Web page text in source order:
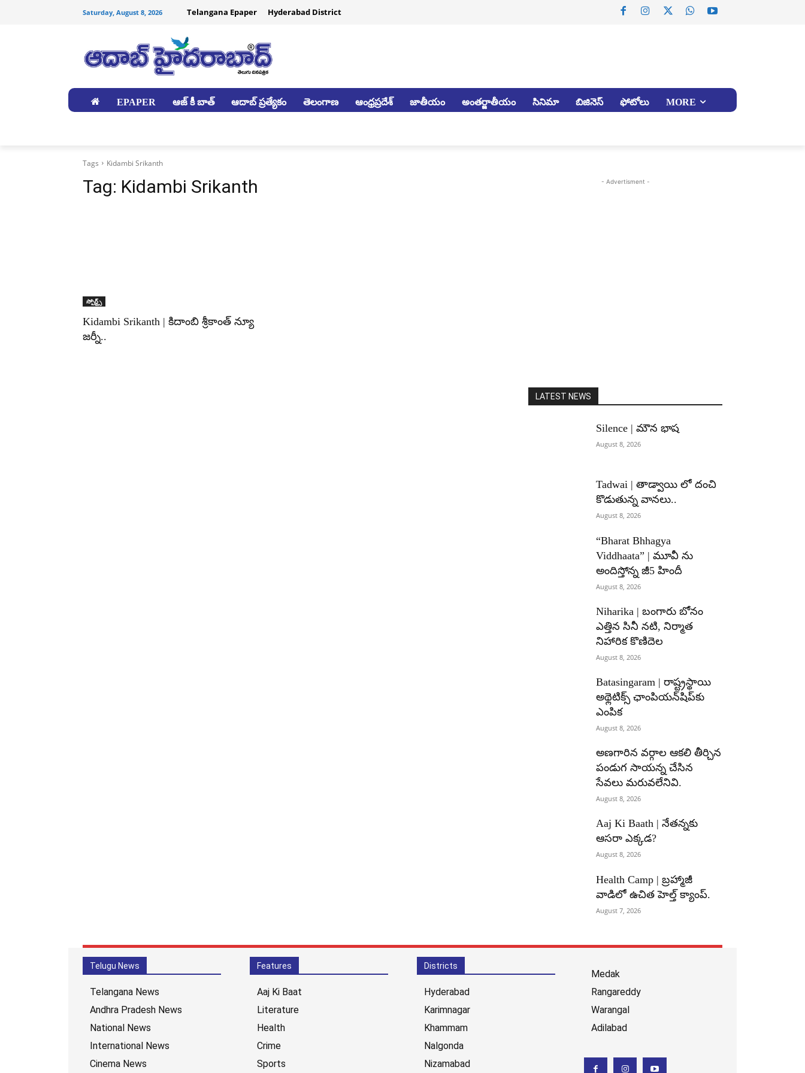
Saturday, August 8, 2026 Telangana Epaper Hyderabad District
EPAPER ఆజ్ కీ బాత్ ఆదాబ్ ప్రత్యేకం తెలంగాణ ఆంధ్రప్రదేశ్ జాతీయం అంతర్జాతీయం సినిమా బిజినెస్ ఫోటోలు MORE
Tags Kidambi Srikanth
Tag: Kidambi Srikanth
స్పోర్ట్స్
Kidambi Srikanth | కిదాంబి శ్రీకాంత్ న్యూ
జ‌ర్నీ..
- Advertisment -
LATEST NEWS
Silence | మౌన భాష
August 8, 2026
Tadwai | తాడ్వాయి లో దంచి
కొడుతున్న వానలు..
August 8, 2026
“Bharat Bhhagya
Viddhaata” | మూవీ ను
అందిస్తోన్న జీ5 హిందీ
August 8, 2026
Niharika | బంగారు బోనం
ఎత్తిన సినీ నటి, నిర్మాత
నిహారిక కొణిదెల
August 8, 2026
Batasingaram | రాష్ట్రస్థాయి
అథ్లెటిక్స్ ఛాంపియన్‌షిప్‌కు
ఎంపిక
August 8, 2026
అణగారిన వర్గాల ఆకలి తీర్చిన
పండుగ సాయన్న చేసిన
సేవలు మరువలేనివి.
August 8, 2026
Aaj Ki Baath | నేతన్నకు
ఆసరా ఎక్కడ?
August 8, 2026
Health Camp | బ్రహ్మాజీ
వాడిలో ఉచిత హెల్త్ క్యాంప్.
August 7, 2026
Telugu News
Telangana News
Andhra Pradesh News
National News
International News
Cinema News
Features
Aaj Ki Baat
Literature
Health
Crime
Sports
Districts
Hyderabad
Karimnagar
Khammam
Nalgonda
Nizamabad
Medak
Rangareddy
Warangal
Adilabad